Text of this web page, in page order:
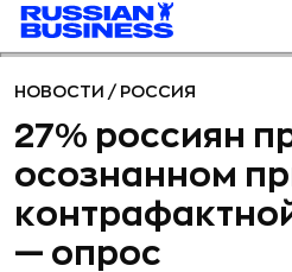
НОВОСТИ / РОССИЯ
27% россиян
осознанном
— опрос